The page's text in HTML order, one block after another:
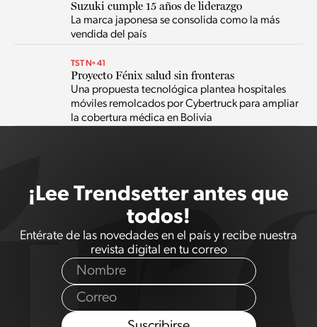
Suzuki cumple 15 años de liderazgo
La marca japonesa se consolida como la más
vendida del país
TST Nº 41
Proyecto Fénix salud sin fronteras
Una propuesta tecnológica plantea hospitales
móviles remolcados por Cybertruck para ampliar
la cobertura médica en Bolivia
¡Lee Trendsetter antes que
todos!
Entérate de las novedades en el país y recibe nuestra
revista digital en tu correo